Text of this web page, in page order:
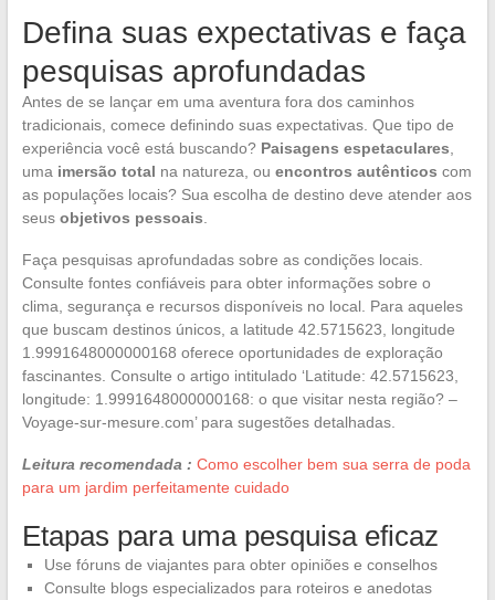
Defina suas expectativas e faça
pesquisas aprofundadas
Antes de se lançar em uma aventura fora dos caminhos
tradicionais, comece definindo suas expectativas. Que tipo de
experiência você está buscando? Paisagens espetaculares
uma imersão total na natureza, ou encontros autênticos com
as populações locais? Sua escolha de destino deve atender aos
seus objetivos pessoais
Faça pesquisas aprofundadas sobre as condições locais.
Consulte fontes confiáveis para obter informações sobre o
clima, segurança e recursos disponíveis no local. Para aqueles
que buscam destinos únicos, a latitude 42.5715623, longitude
1.9991648000000168 oferece oportunidades de exploração
fascinantes. Consulte o artigo intitulado ‘Latitude: 42.5715623,
longitude: 1.9991648000000168: o que visitar nesta região? –
Voyage-sur-mesure.com’ para sugestões detalhadas.
Leitura recomendada : Como escolher bem sua serra de poda
para um jardim perfeitamente cuidado
Etapas para uma pesquisa eficaz
Use fóruns de viajantes para obter opiniões e conselhos
Consulte blogs especializados para roteiros e anedotas